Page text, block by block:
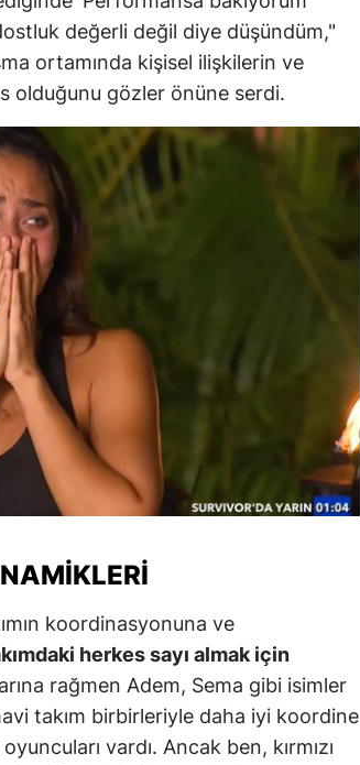
değerli değil diye düşündüm,"
ortamında kişisel ilişkilerin ve
olduğunu gözler önüne serdi.
koordinasyonuna ve
herkes sayı almak için
rağmen Adem, Sema gibi isimler
takım birbirleriyle daha iyi koordine
vardı. Ancak ben, kırmızı